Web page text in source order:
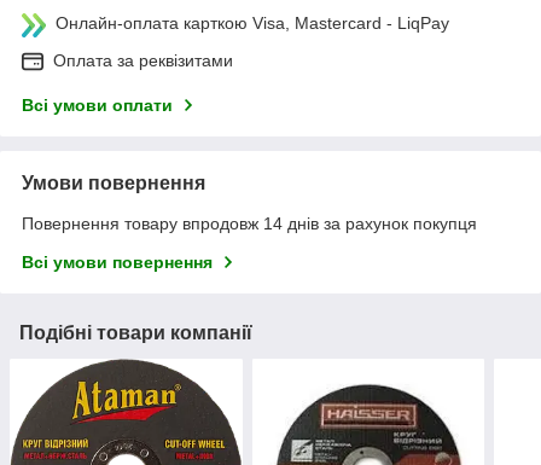
Онлайн-оплата карткою Visa, Mastercard - LiqPay
Оплата за реквізитами
Всі умови оплати
Умови повернення
Повернення товару впродовж 14 днів за рахунок покупця
Всі умови повернення
Подібні товари компанії